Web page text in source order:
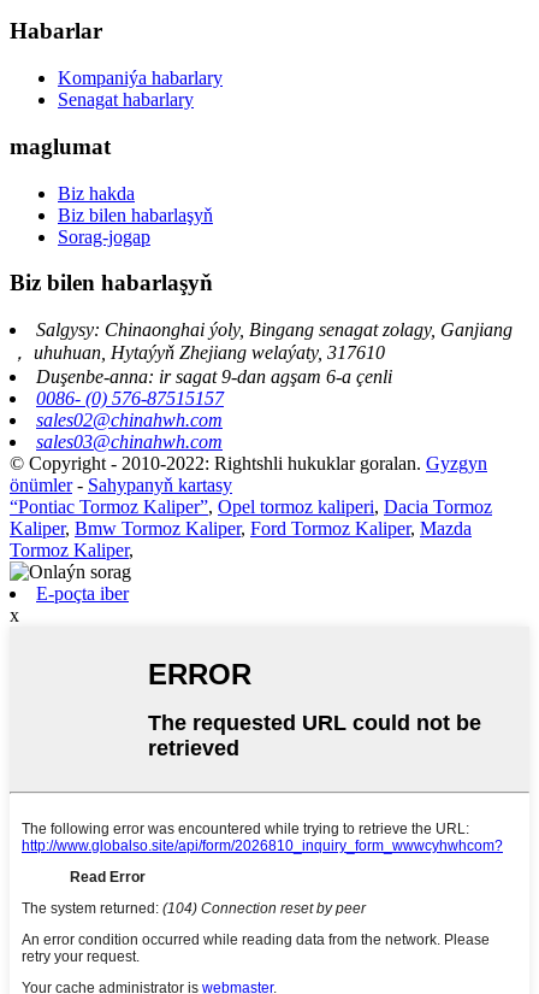
Habarlar
Kompaniýa habarlary
Senagat habarlary
maglumat
Biz hakda
Biz bilen habarlaşyň
Sorag-jogap
Biz bilen habarlaşyň
Salgysy: Chinaonghai ýoly, Bingang senagat zolagy, Ganjiang
， uhuhuan, Hytaýyň Zhejiang welaýaty, 317610
Duşenbe-anna: ir sagat 9-dan agşam 6-a çenli
0086- (0) 576-87515157
sales02@chinahwh.com
sales03@chinahwh.com
© Copyright - 2010-2022: Rightshli hukuklar goralan. Gyzgyn
önümler- Sahypanyň kartasy
“Pontiac Tormoz Kaliper”, Opel tormoz kaliperi, Dacia Tormoz
Kaliper, Bmw Tormoz Kaliper, Ford Tormoz Kaliper, Mazda
Tormoz Kaliper,
E-poçta iber
x